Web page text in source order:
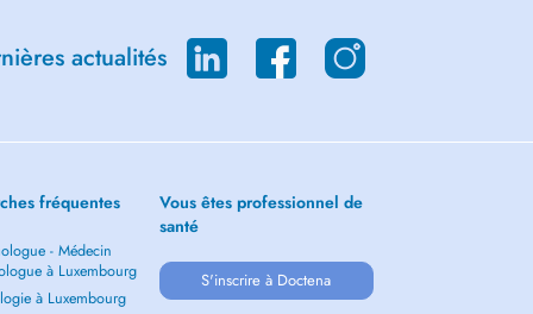
actualités
fréquentes
- Médecin
à Luxembourg
à Luxembourg
Vous êtes professionnel de
santé
S'inscrire à Doctena